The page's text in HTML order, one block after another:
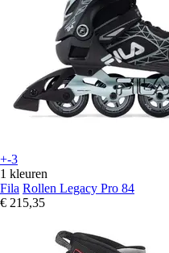
+-3
1 kleuren
Fila Rollen Legacy Pro 84
€ 215,35